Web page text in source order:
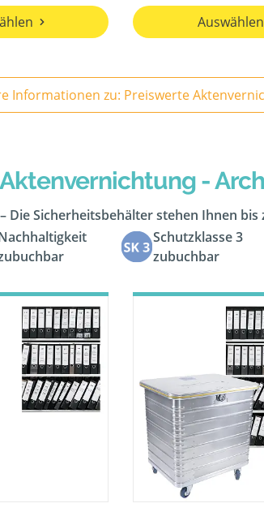
Auswählen
Informationen zu: Preiswerte
-
Die Sicherheitsbehälter stehen Ihnen
Schutzklasse 3
zubuchbar